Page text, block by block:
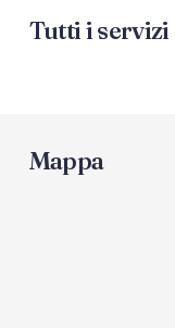
Tutti i servizi
Mappa